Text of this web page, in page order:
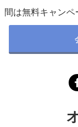
間は無料キャン